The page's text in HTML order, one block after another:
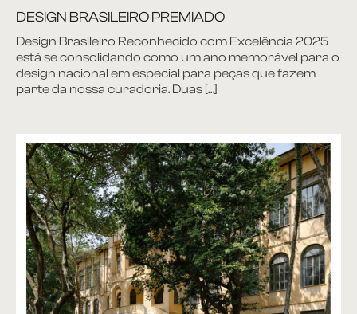
DESIGN BRASILEIRO PREMIADO
Design Brasileiro Reconhecido com Excelência 2025
está se consolidando como um ano memorável para o
design nacional em especial para peças que fazem
parte da nossa curadoria. Duas […]